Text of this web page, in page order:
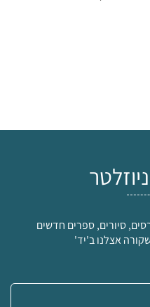
סיורים, ספרים חדשים
אצלנו ב'יד'